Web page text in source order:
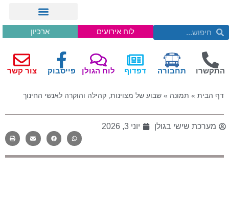
לוח אירועים ארכיון
התקשרו תחבורה דפדוף לוח הגולן פייסבוק צור קשר
דף הבית » תמונה » שבוע של מצוינות, קהילה והוקרה לאנשי החינוך
מערכת שישי בגולן יוני 3, 2026